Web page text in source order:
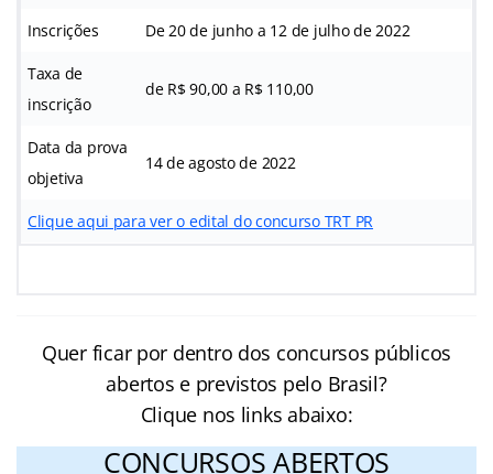
Inscrições De 20 de junho a 12 de julho de 2022
Taxa de
inscrição
de R$ 90,00 a R$ 110,00
Data da prova
objetiva
14 de agosto de 2022
Clique aqui para ver o edital do concurso TRT PR
Quer ficar por dentro dos concursos públicos
abertos e previstos pelo Brasil?
Clique nos links abaixo:
CONCURSOS ABERTOS